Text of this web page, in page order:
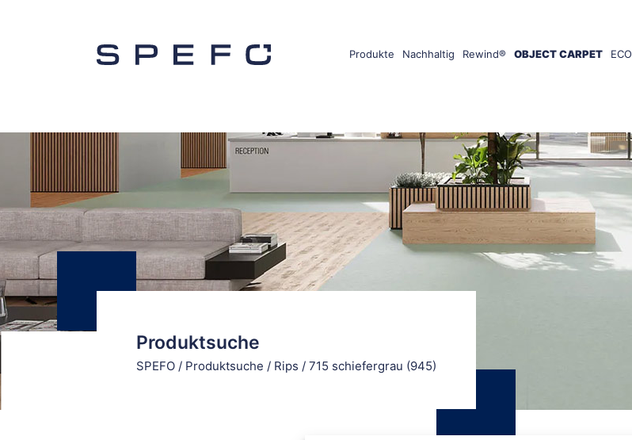
Produkte Nachhaltig Rewind® OBJECT CARPET ECO
Produktsuche
SPEFO / Produktsuche / Rips / 715 schiefergrau (945)